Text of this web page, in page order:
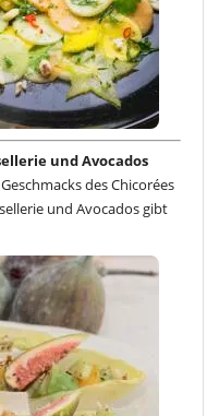
und Avocados
des Chicorées
und Avocados gibt